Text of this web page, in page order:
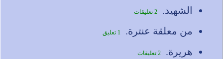
الشهيد.
2 تعليقات
من معلقة عنترة. 1 تعليق
هريرة. 2 تعليقات